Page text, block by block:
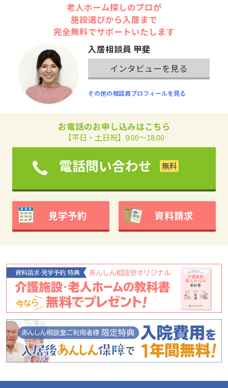
老人ホーム探しのプロが
施設選びから入居まで
完全無料でサポートいたします
入居相談員 甲斐
インタビューを見る
その他の相談員プロフィールを見る
お電話のお申し込みはこちら
【平日・土日祝】9:00～18:00
電話問い合わせ
見学予約 資料請求